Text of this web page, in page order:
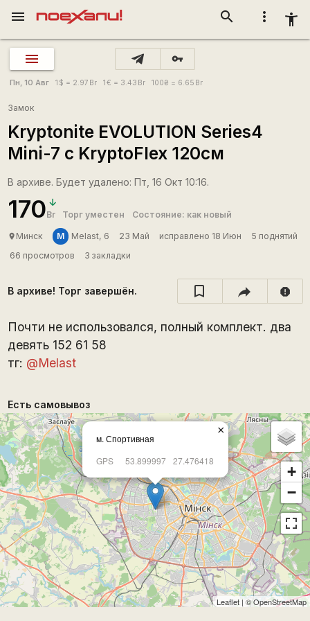
more_vert accessibility_new
search
menu
vpn_key
Пн, 10 Авг 1 $ = 2.97 Br 1€ = 3.43 Br 100₴ = 6.65 Br
Замок
Kryptonite EVOLUTION Series4
Mini-7 с KryptoFlex 120см
В архиве. Будет удалено: Пт, 16 Окт 10:16.
170Br Торг уместен Состояние: как новый
place Минск M Melast, 6 23 Май исправлено 18 Июн
5 поднятий
66 просмотров
3 закладки
В архиве! Торг завершён. report
Почти не использовался, полный комплект. два
девять 152 61 58
тг: @Melast
Есть самовывоз
м. Спортивная
GPS
53.899997 27.476418
×
+
−
Leaflet | ©OpenStreetMap